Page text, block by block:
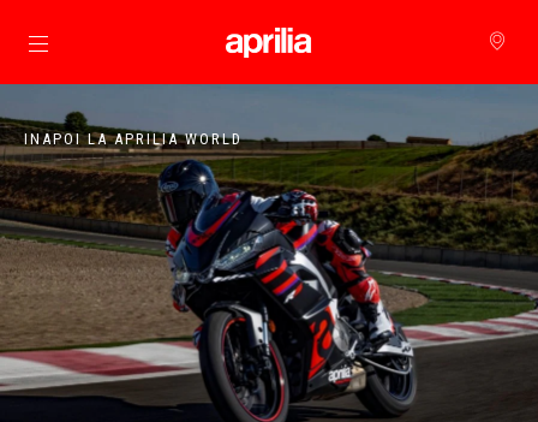
Alege continutul principal
INAPOI LA APRILIA WORLD